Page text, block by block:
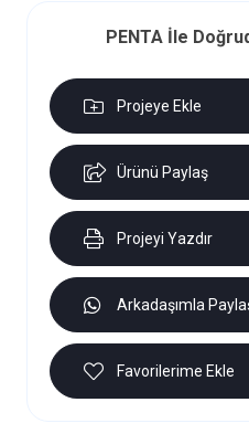
PENTA İle
Projeye Ekle
Ürünü Paylaş
Projeyi Yazdır
Arkadaşımla
Favorilerime Ekle